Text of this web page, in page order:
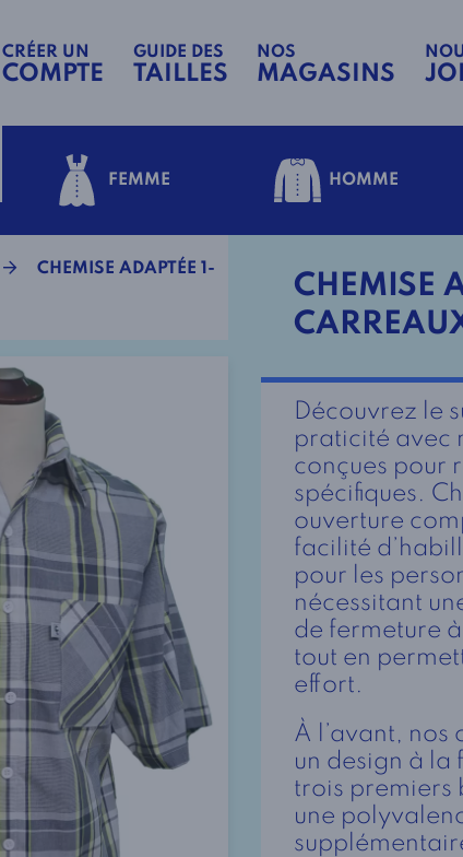
CRÉER UN
COMPTE
GUIDE DES
TAILLES
NOS
MAGASINS
FEMME HOMME
CHEMISE ADAPTÉE 1-
CHEMISE
Découvrez le
praticité avec
conçues pour
spécifiques.
ouverture
facilité
pour les
nécessitant
de fermeture
tout en
effort.
À l’avant, nos
un design à la
trois premiers
une